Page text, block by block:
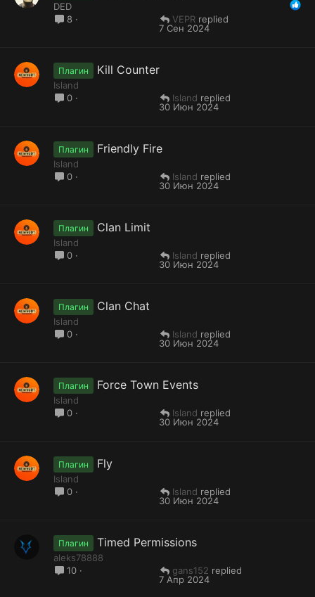
DED
8
7 Сен 2024
VEPR
Плагин Kill Counter
Island
0
30 Июн 2024
Island
Плагин Friendly Fire
Island
0
30 Июн 2024
Island
Плагин Clan Limit
Island
0
30 Июн 2024
Island
Плагин Clan Chat
Island
0
30 Июн 2024
Island
Плагин Force Town Events
Island
0
30 Июн 2024
Island
Плагин Fly
Island
0
30 Июн 2024
Island
Плагин Timed Permissions
aleks78888
10
7 Апр 2024
gans152